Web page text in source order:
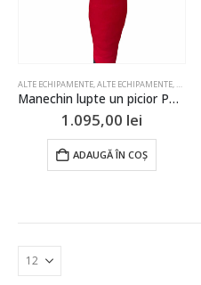
ALTE ECHIPAMENTE,ALTE ECHIPAMENTE, BOX
Manechin lupte un picior PTP 150cm
1.095,00 lei
ADAUGĂ ÎN COȘ